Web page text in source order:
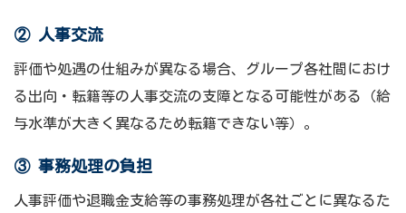
② 人事交流
評価や処遇の仕組みが異なる場合、グループ各社間におけ
る出向・転籍等の人事交流の支障となる可能性がある（給
与水準が大きく異なるため転籍できない等）。
③ 事務処理の負担
人事評価や退職金支給等の事務処理が各社ごとに異なるた